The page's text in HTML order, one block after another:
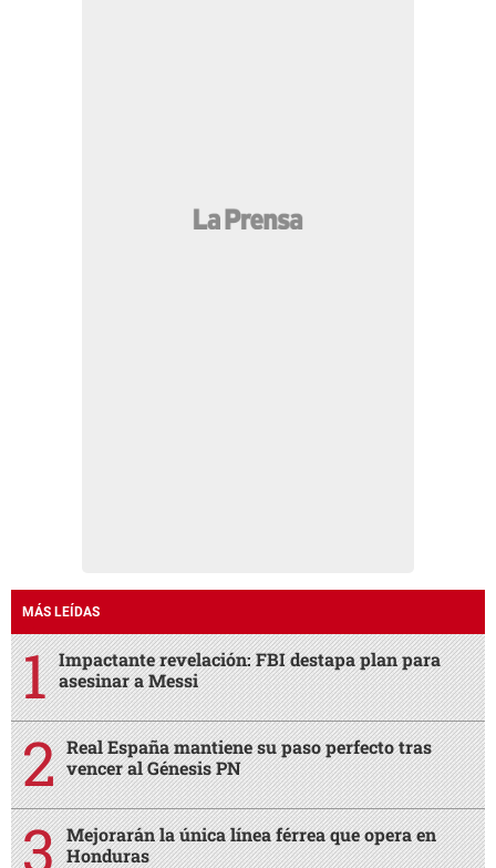
MÁS LEÍDAS
Impactante revelación: FBI destapa plan para
asesinar a Messi
Real España mantiene su paso perfecto tras
vencer al Génesis PN
Mejorarán la única línea férrea que opera en
Honduras